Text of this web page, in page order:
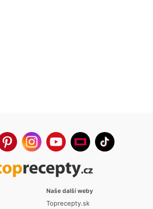
Naše další weby
Toprecepty.sk